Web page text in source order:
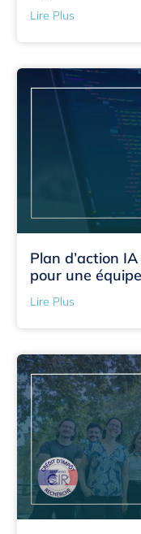
Lire Plus
Plan d’action
pour une
Lire Plus